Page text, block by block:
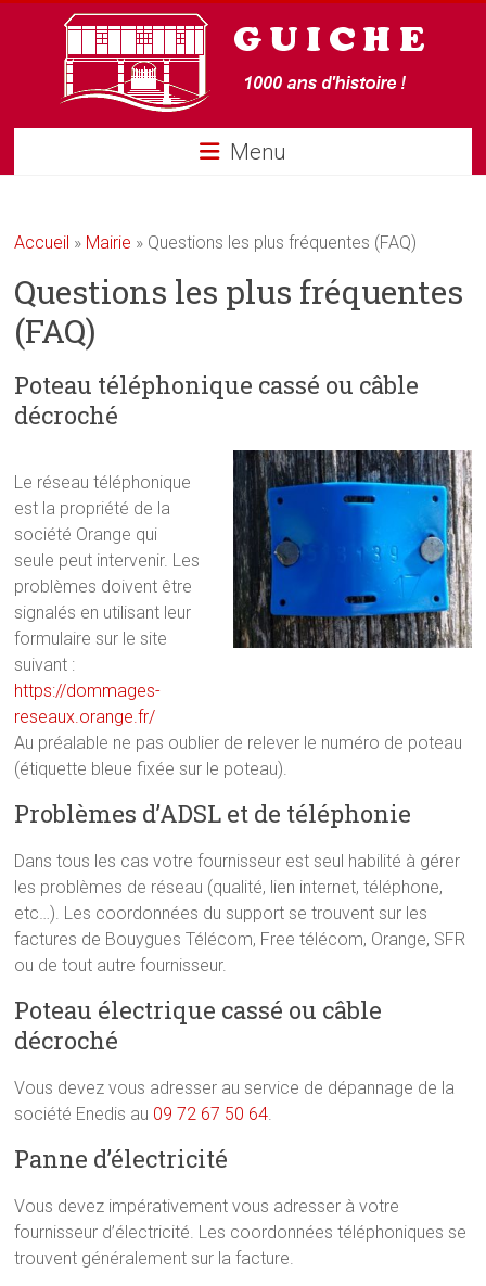
Menu
Accueil » Mairie » Questions les plus fréquentes (FAQ)
Questions les plus fréquentes
(FAQ)
Poteau téléphonique cassé ou câble
décroché
Le réseau téléphonique
est la propriété de la
société Orange qui
seule peut intervenir. Les
problèmes doivent être
signalés en utilisant leur
formulaire sur le site
suivant :
https://dommages-
reseaux.orange.fr/
Au préalable ne pas oublier de relever le numéro de poteau
(étiquette bleue fixée sur le poteau).
Problèmes d’ADSL et de téléphonie
Dans tous les cas votre fournisseur est seul habilité à gérer
les problèmes de réseau (qualité, lien internet, téléphone,
etc…). Les coordonnées du support se trouvent sur les
factures de Bouygues Télécom, Free télécom, Orange, SFR
ou de tout autre fournisseur.
Poteau électrique cassé ou câble
décroché
Vous devez vous adresser au service de dépannage de la
société Enedis au 09 72 67 50 64.
Panne d’électricité
Vous devez impérativement vous adresser à votre
fournisseur d’électricité. Les coordonnées téléphoniques se
trouvent généralement sur la facture.